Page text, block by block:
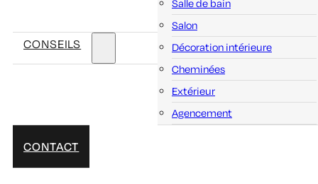
CONSEILS
Salle de bain
Salon
Décoration intérieure
Cheminées
Extérieur
Agencement
CONTACT